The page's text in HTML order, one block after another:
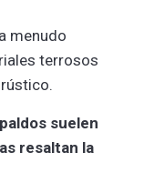
menudo
terrosos
suelen
resaltan la